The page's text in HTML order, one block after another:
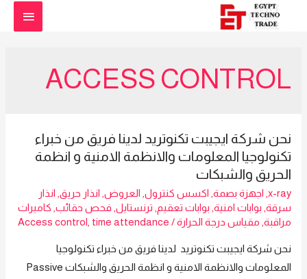
ACCESS CONTROL
نحن شركة ايجيبت تكنوتريد لدينا فريق من خبراء
تكنولوجيا المعلومات والانظمة الامنية و انظمة
الحريق والشبكات
x-ray اجهزة بصمة اكسس كنترول العروض انذار حريق انذار
سرقة بوابات امنية بوابات تعقيم ترنستايل فحص حقائب كاميرات
مراقبة مقياس درجة الحرارة/
Access control time attendance
نحن شركة ايجيبت تكنوتريد لدينا فريق من خبراء تكنولوجيا
المعلومات والانظمة الامنية و انظمة الحريق والشبكات Passive